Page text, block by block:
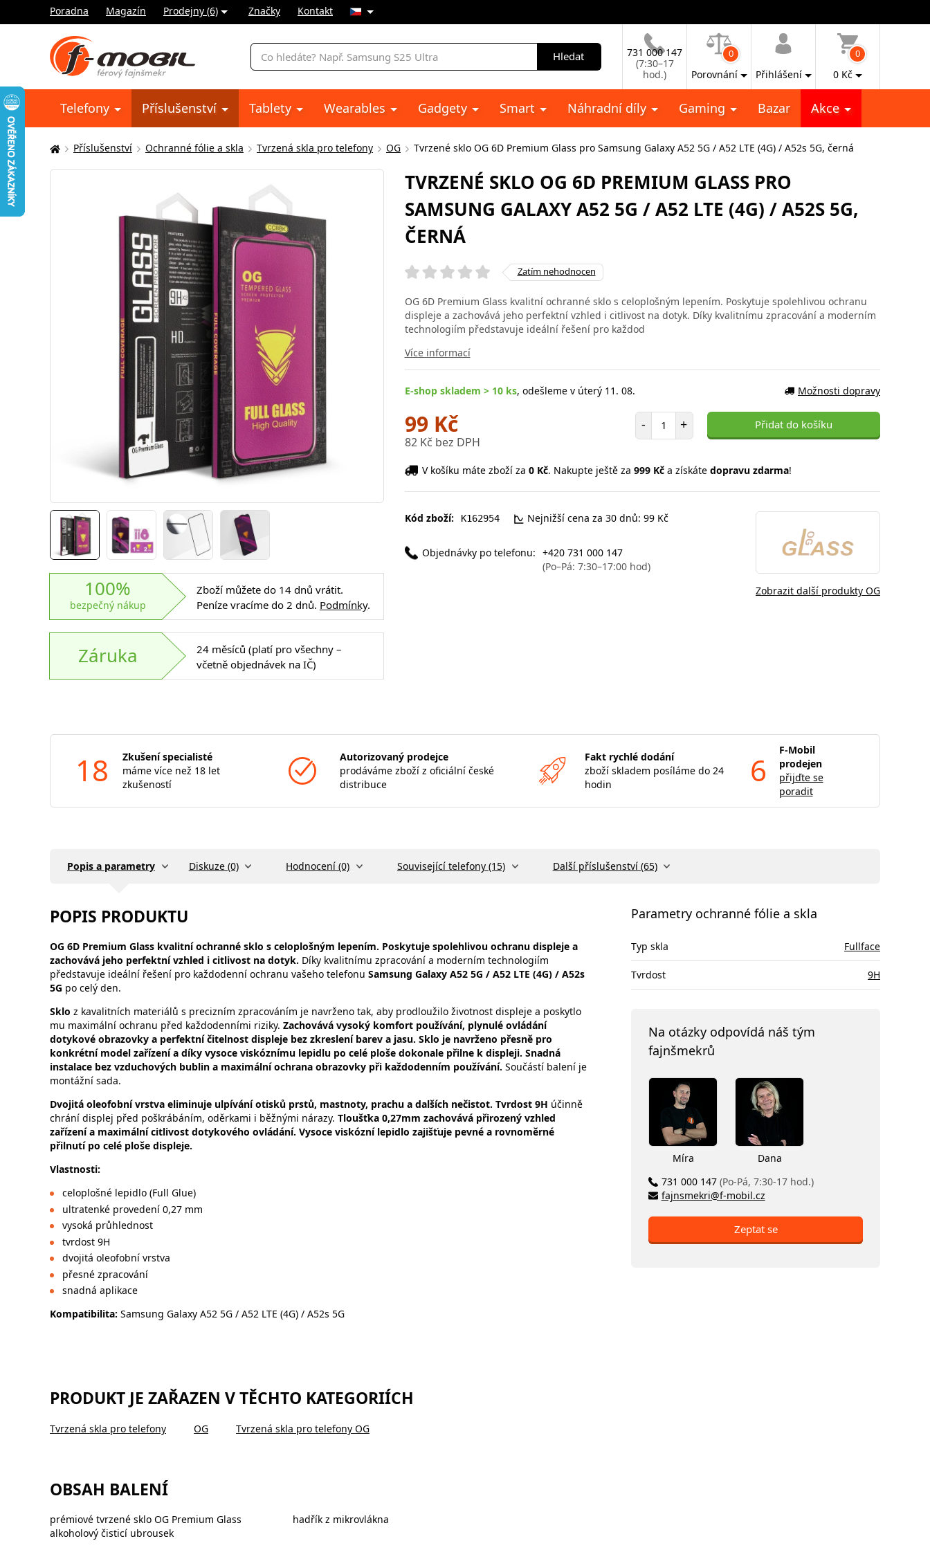
Poradna Magazín Prodejny (6) Značky Kontakt
Vyhledávání
Hledat
731 000 147
(7:30–17
hod.)
0
Porovnání Přihlášení
0
0 Kč
Telefony Příslušenství Tablety Wearables Gadgety Smart Náhradní díly Gaming Bazar Akce
Zde
se
Příslušenství Ochranné fólie a skla Tvrzená skla pro telefony OG Tvrzené sklo OG 6D Premium Glass pro Samsung Galaxy A52 5G / A52 LTE (4G) / A52s 5G, černá
100%
bezpečný nákup
Zboží můžete do 14 dnů vrátit.
Peníze vracíme do 2 dnů. Podmínky.
Záruka
24 měsíců (platí pro všechny –
včetně objednávek na IČ)
TVRZENÉ SKLO OG 6D PREMIUM GLASS PRO
SAMSUNG GALAXY A52 5G / A52 LTE (4G) / A52S 5G,
ČERNÁ
Zatím nehodnocen
OG 6D Premium Glass kvalitní ochranné sklo s celoplošným lepením. Poskytuje spolehlivou ochranu
displeje a zachovává jeho perfektní vzhled i citlivost na dotyk. Díky kvalitnímu zpracování a moderním
technologiím představuje ideální řešení pro každod
Více informací
E-shop skladem > 10 ks, odešleme v úterý 11. 08. Možnosti dopravy
99 Kč
82 Kč bez DPH
- Počet položek
+ Přidat do košíku
V košíku máte zboží za 0 Kč. Nakupte ještě za 999 Kča získáte dopravu zdarma!
Kód zboží: K162954 Nejnižší cena za 30 dnů: 99 Kč
Objednávky po telefonu: +420 731 000 147
(Po–Pá: 7:30–17:00 hod)
Zobrazit další produkty OG
18
Zkušení specialisté
máme více než 18 let
zkušeností
Autorizovaný prodejce
prodáváme zboží z oficiální české
distribuce
Fakt rychlé dodání
zboží skladem posíláme do 24
hodin
6
F-Mobil
prodejen
přijďte se
poradit
Popis a parametry Diskuze (0) Hodnocení (0) Související telefony (15) Další příslušenství (65)
POPIS PRODUKTU
OG 6D Premium Glass kvalitní ochranné sklo s celoplošným lepením. Poskytuje spolehlivou ochranu displeje a
zachovává jeho perfektní vzhled i citlivost na dotyk. Díky kvalitnímu zpracování a moderním technologiím
představuje ideální řešení pro každodenní ochranu vašeho telefonu Samsung Galaxy A52 5G / A52 LTE (4G) / A52s
5G po celý den.
Sklo z kavalitních materiálů s precizním zpracováním je navrženo tak, aby prodloužilo životnost displeje a poskytlo
mu maximální ochranu před každodenními riziky. Zachovává vysoký komfort používání, plynulé ovládání
dotykové obrazovky a perfektní čitelnost displeje bez zkreslení barev a jasu. Sklo je navrženo přesně pro
konkrétní model zařízení a díky vysoce viskóznímu lepidlu po celé ploše dokonale přilne k displeji. Snadná
instalace bez vzduchových bublin a maximální ochrana obrazovky při každodenním používání. Součástí balení je
montážní sada.
Dvojitá oleofobní vrstva eliminuje ulpívání otisků prstů, mastnoty, prachu a dalších nečistot. Tvrdost 9H účinně
chrání displej před poškrábáním, oděrkami i běžnými nárazy. Tloušťka 0,27mm zachovává přirozený vzhled
zařízení a maximální citlivost dotykového ovládání. Vysoce viskózní lepidlo zajišťuje pevné a rovnoměrné
přilnutí po celé ploše displeje.
Vlastnosti:
celoplošné lepidlo (Full Glue)
ultratenké provedení 0,27 mm
vysoká průhlednost
tvrdost 9H
dvojitá oleofobní vrstva
přesné zpracování
snadná aplikace
Kompatibilita: Samsung Galaxy A52 5G / A52 LTE (4G) / A52s 5G
PRODUKT JE ZAŘAZEN V TĚCHTO KATEGORIÍCH
Tvrzená skla pro telefony OG Tvrzená skla pro telefony OG
OBSAH BALENÍ
prémiové tvrzené sklo OG Premium Glass
alkoholový čisticí ubrousek
hadřík z mikrovlákna
Parametry ochranné fólie a skla
Typ skla Fullface
Tvrdost 9H
Na otázky odpovídá náš tým
fajnšmekrů
Míra
Dana
731 000 147 (Po-Pá, 7:30-17 hod.)
fajnsmekri@f-mobil.cz
Zeptat se